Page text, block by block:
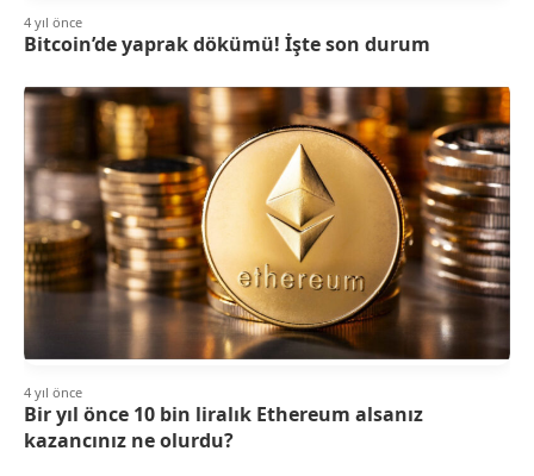
4 yıl önce
Bitcoin’de yaprak dökümü! İşte son durum
4 yıl önce
Bir yıl önce 10 bin liralık Ethereum alsanız
kazancınız ne olurdu?